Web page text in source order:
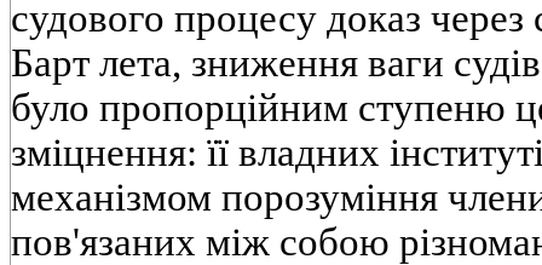
судового процесу доказ
Барт лета, зниження ваги
було пропорційним ступеню
зміцнення: її владних
механізмом порозуміння
пов'язаних між собою